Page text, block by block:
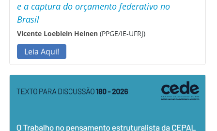
e a captura do orçamento federativo no
Brasil
Vicente Loeblein Heinen (PPGE/IE-UFRJ)
Leia Aqui!